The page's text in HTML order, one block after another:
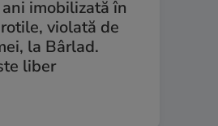
imobilizată în
violată de
la Bârlad.
liber